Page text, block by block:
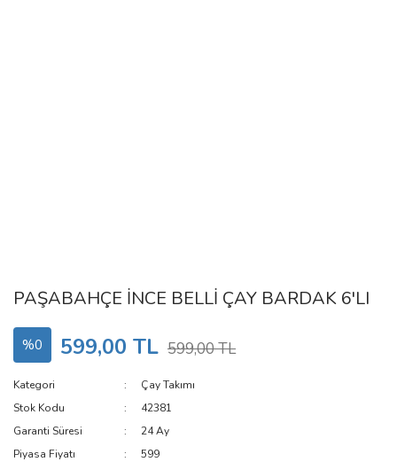
PAŞABAHÇE İNCE BELLİ ÇAY BARDAK 6'LI
%0 599,00 TL 599,00 TL
Kategori
Çay Takımı
Stok Kodu
42381
Garanti Süresi
24 Ay
Piyasa Fiyatı
599